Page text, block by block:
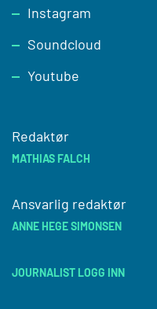
Instagram
Soundcloud
Youtube
Redaktør
MATHIAS FALCH
Ansvarlig redaktør
ANNE HEGE SIMONSEN
JOURNALIST LOGG INN